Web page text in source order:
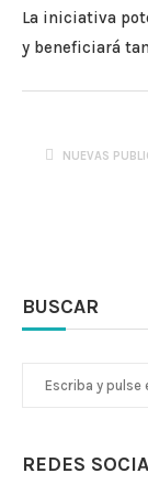
La iniciativa
y beneficiará
NUEVAS
BUSCAR
REDES